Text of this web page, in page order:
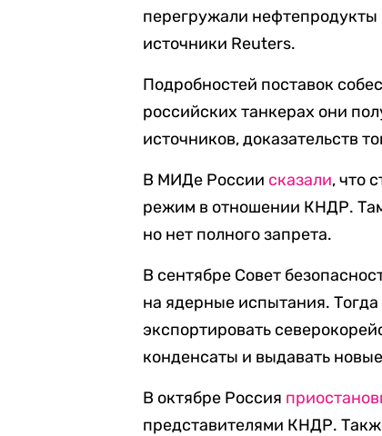
перегружали
источники Reuters.
Подробностей поставок
российских танкерах они
источников, доказательств
В МИДе России сказали, что
режим в отношении КНДР. Там
но нет полного запрета.
В сентябре Совет
на ядерные испытания.
экспортировать
конденсаты и выдавать
В октябре Россия
представителями КНДР.